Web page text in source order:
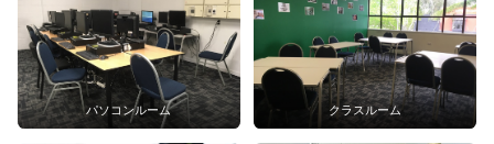
パソコンルーム クラスルーム